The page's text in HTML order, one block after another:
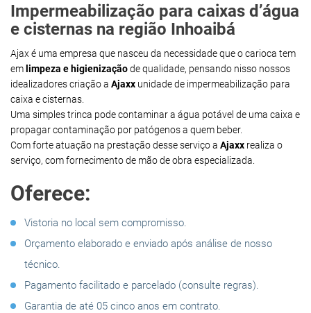
Impermeabilização para caixas d’água
e cisternas na região Inhoaibá
Ajax é uma empresa que nasceu da necessidade que o carioca tem
em limpeza e higienizaçãode qualidade, pensando nisso nossos
idealizadores criação a Ajaxx unidade de impermeabilização para
caixa e cisternas.
Uma simples trinca pode contaminar a água potável de uma caixa e
propagar contaminação por patógenos a quem beber.
Com forte atuação na prestação desse serviço a Ajaxx realiza o
serviço, com fornecimento de mão de obra especializada.
Oferece:
Vistoria no local sem compromisso.
Orçamento elaborado e enviado após análise de nosso
técnico.
Pagamento facilitado e parcelado (consulte regras).
Garantia de até 05 cinco anos em contrato.